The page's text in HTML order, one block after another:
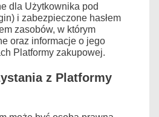
dla Użytkownika pod
i zabezpieczone hasłem
zasobów, w którym
oraz informacje o jego
Platformy zakupowej.
z Platformy